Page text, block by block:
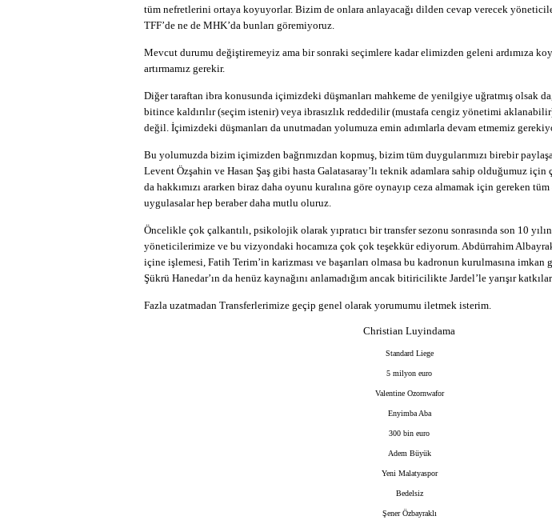
tüm nefretlerini ortaya koyuyorlar. Bizim de onlara anlayacağı dilden cevap verecek
TFF’de ne de MHK’da bunları göremiyoruz.
Mevcut durumu değiştiremeyiz ama bir sonraki seçimlere kadar elimizden geleni ardımıza
artırmamız gerekir.
Diğer taraftan ibra konusunda içimizdeki düşmanları mahkeme de yenilgiye uğratmış olsak
bitince kaldırılır (seçim istenir) veya ibrasızlık reddedilir (mustafa cengiz yönetimi
değil. İçimizdeki düşmanları da unutmadan yolumuza emin adımlarla devam etmemiz
Bu yolumuzda bizim içimizden bağrımızdan kopmuş, bizim tüm duygularımızı birebir
Levent Özşahin ve Hasan Şaş gibi hasta Galatasaray’lı teknik adamlara sahip olduğumuz için
da hakkımızı ararken biraz daha oyunu kuralına göre oynayıp ceza almamak için gereken
uygulasalar hep beraber daha mutlu oluruz.
Öncelikle çok çalkantılı, psikolojik olarak yıpratıcı bir transfer sezonu sonrasında son 10
yöneticilerimize ve bu vizyondaki hocamıza çok çok teşekkür ediyorum. Abdürrahim
içine işlemesi, Fatih Terim’in karizması ve başarıları olmasa bu kadronun kurulmasına imkan
Şükrü Hanedar’ın da henüz kaynağını anlamadığım ancak bitiricilikte Jardel’le yarışır
Fazla uzatmadan Transferlerimize geçip genel olarak yorumumu iletmek isterim.
Christian Luyindama
Standard Liege
5 milyon euro
Valentine Ozornwafor
Enyimba Aba
300 bin euro
Adem Büyük
Yeni Malatyaspor
Bedelsiz
Şener Özbayraklı